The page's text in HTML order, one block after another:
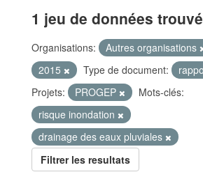
1 jeu de données trouvé
Organisations: Autres organisations
2015
Type de document:
Projets:
PROGEP
Mots-clés:
risque inondation
drainage des eaux pluviales
Filtrer les resultats